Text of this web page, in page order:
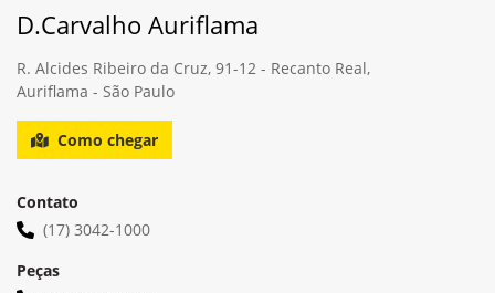
D.Carvalho Auriflama
R. Alcides Ribeiro da Cruz, 91-12 - Recanto Real,
Como chegar
Contato
(17) 3042-1000
Peças